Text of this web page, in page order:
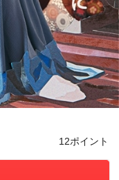
12ポイント